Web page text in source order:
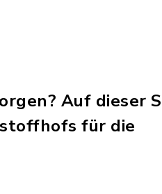
Auf dieser
für die